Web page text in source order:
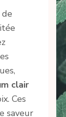
clair
Ces
saveur